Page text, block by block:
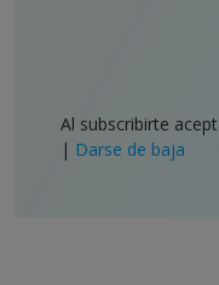
Al subscribirte
| Darse de baja